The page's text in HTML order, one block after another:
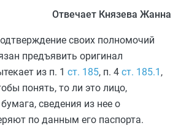
Отвечает Князева Жанна
своих полномочий
предъявить оригинал
из п. 1 ст. 185, п. 4 ст. 185.1 ,
понять, то ли это лицо,
сведения из нее о
по данным его паспорта.